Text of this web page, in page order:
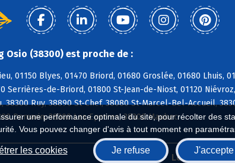
une performance optimale du site, pour récolter des
Vous pouvez changer d'avis à tout moment en
les cookies Je refuse J'accepte
Osio (38300) est proche de :
01150 Blyes, 01470 Briord, 01680 Groslée, 01680 Lhuis,
Serrières-de-Briord, 01800 St-Jean-de-Niost, 01120
Ruy, 38890 St-Chef, 38080 St-Marcel-Bel-Accueil,
Domarin, 38300 Les Eparres, 38300 Maubec
Biocoop.fr Le réseau